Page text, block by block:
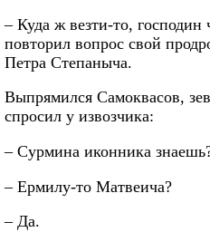
– Куда ж везти-то, господин
повторил вопрос свой
Петра Степаныча.
Выпрямился Самоквасов,
спросил у извозчика:
– Сурмина иконника
– Ермилу-то Матвеича?
– Да.